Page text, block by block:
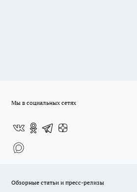
Мы в социальных сетях
Обзорные статьи и пресс-релизы